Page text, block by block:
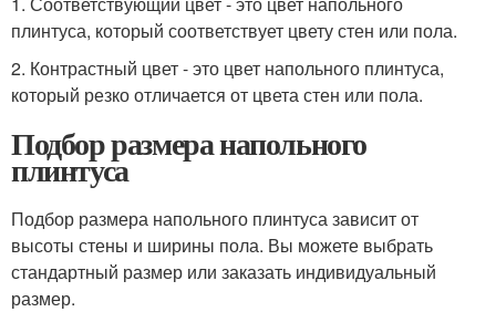
плинтуса, который соответствует цвету стен или пола.
2. Контрастный цвет - это цвет напольного плинтуса,
который резко отличается от цвета стен или пола.
Подбор размера напольного
плинтуса
Подбор размера напольного плинтуса зависит от
высоты стены и ширины пола. Вы можете выбрать
стандартный размер или заказать индивидуальный
размер.